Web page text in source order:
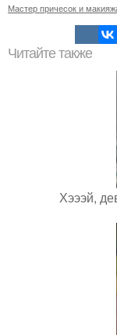
Мастер причесок и
Читайте также
Хэээй,